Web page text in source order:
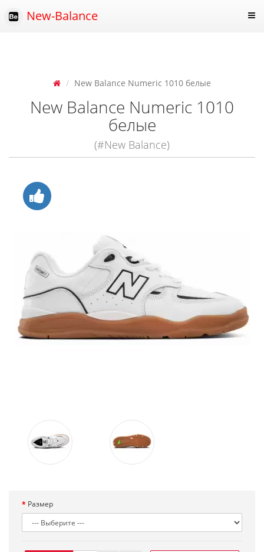
New-Balance
New Balance Numeric 1010 белые
New Balance Numeric 1010
белые
(#New Balance)
Размер